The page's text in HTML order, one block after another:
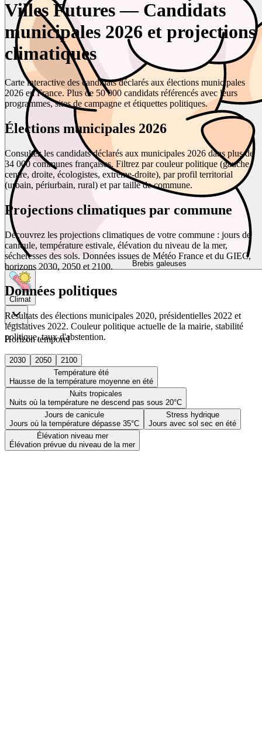
Brebis galeuses
Climat
Horizon temporel
2030 2050
2100
Température été
Hausse de la température moyenne en été
Nuits tropicales
Nuits où la température ne descend pas sous 20°C
Jours de canicule
Jours où la température dépasse 35°C
Stress hydrique
Jours avec sol sec en été
Élévation niveau mer
Élévation prévue du niveau de la mer
Villes Futures — Candidats
municipales 2026 et projections
climatiques
Carte interactive des candidats déclarés aux élections municipales
2026 en France. Plus de 50 000 candidats référencés avec leurs
programmes, sites de campagne et étiquettes politiques.
Élections municipales 2026
Consultez les candidats déclarés aux municipales 2026 dans plus de
34 000 communes françaises. Filtrez par couleur politique (gauche,
centre, droite, écologistes, extrême-droite), par profil territorial
(urbain, périurbain, rural) et par taille de commune.
Projections climatiques par commune
Découvrez les projections climatiques de votre commune : jours de
canicule, température estivale, élévation du niveau de la mer,
sécheresses des sols. Données issues de Météo France et du GIEC,
horizons 2030, 2050 et 2100.
Données politiques
Résultats des élections municipales 2020, présidentielles 2022 et
législatives 2022. Couleur politique actuelle de la mairie, stabilité
politique, taux d'abstention.